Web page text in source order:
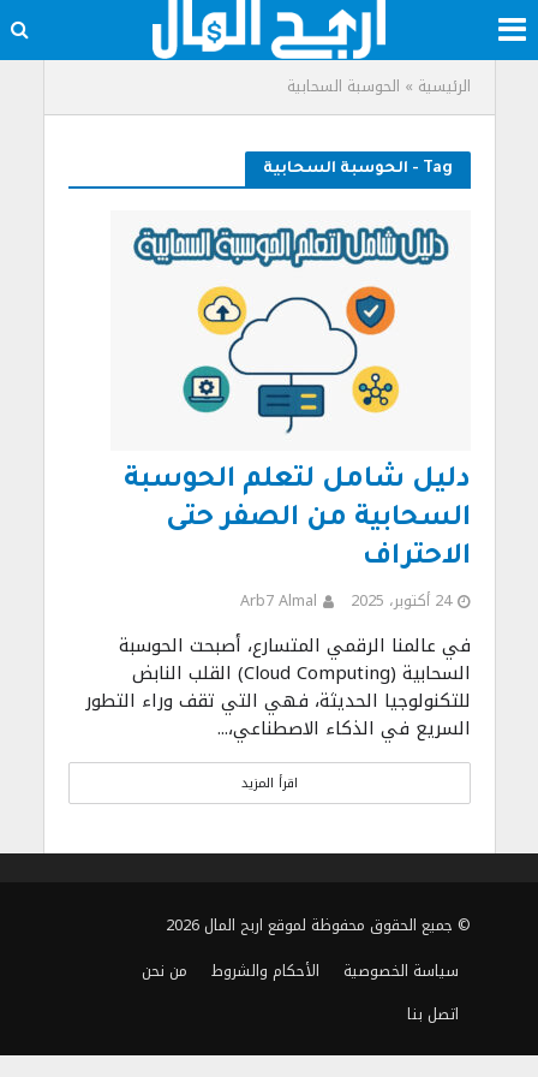
الرئيسية » الحوسبة السحابية
Tag - الحوسبة السحابية
دليل شامل لتعلم الحوسبة
السحابية من الصفر حتى
الاحتراف
24 أكتوبر، 2025 Arb7 Almal
في عالمنا الرقمي المتسارع، أصبحت الحوسبة
السحابية (Cloud Computing) القلب النابض
للتكنولوجيا الحديثة، فهي التي تقف وراء التطور
السريع في الذكاء الاصطناعي،...
اقرأ المزيد
© جميع الحقوق محفوظة لموقع اربح المال 2026
سياسة الخصوصية
الأحكام والشروط
من نحن
اتصل بنا